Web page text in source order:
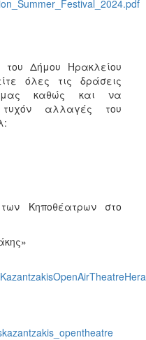
του Δήμου Ηρακλείου
όλες τις δράσεις
μας καθώς και να
αλλαγές του
Κηποθέατρων στο